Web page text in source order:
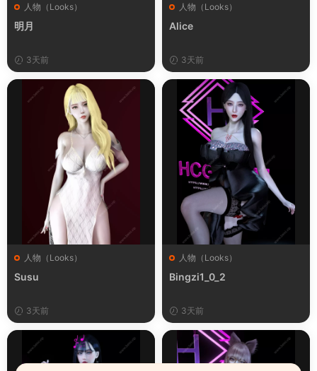
人物（Looks）
明月
3天前
人物（Looks）
Alice
3天前
人物（Looks）
Susu
3天前
人物（Looks）
Bingzi1_0_2
3天前